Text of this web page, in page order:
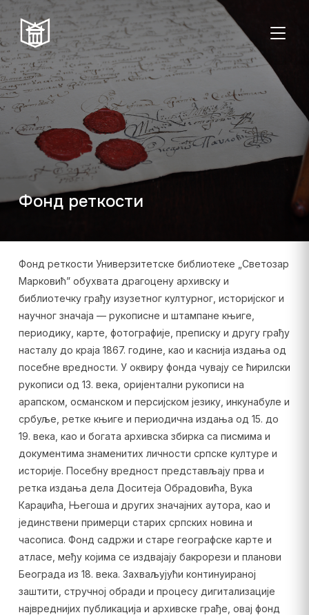
Фонд реткости
Фонд реткости Универзитетске библиотеке „Светозар
Марковић” обухвата драгоцену архивску и
библиотечку грађу изузетног културног, историјског и
научног значаја — рукописне и штампане књиге,
периодику, карте, фотографије, преписку и другу грађу
насталу до краја 1867. године, као и каснија издања од
посебне вредности. У оквиру фонда чувају се ћирилски
рукописи од 13. века, оријентални рукописи на
арапском, османском и персијском језику, инкунабуле и
србуље, ретке књиге и периодична издања од 15. до
19. века, као и богата архивска збирка са писмима и
документима знаменитих личности српске културе и
историје. Посебну вредност представљају прва и
ретка издања дела Доситеја Обрадовића, Вука
Караџића, Његоша и других значајних аутора, као и
јединствени примерци старих српских новина и
часописа. Фонд садржи и старе географске карте и
атласе, међу којима се издвајају бакрорези и планови
Београда из 18. века. Захваљујући континуираној
заштити, стручној обради и процесу дигитализације
највреднијих публикација и архивске грађе, овај фонд
Пон–пет:
08:00–20:00
Студентска
читаоница: 08:00–
23:00
Суб:
08:00–
14:00
Нед:
Затворено
Радно време од 06. јула до 29. августа